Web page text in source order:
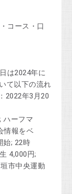
コース・口
は2024年に
て以下の流れ
2022年3月20
ハーフマ
情報をベ
始; 22時
4,000円;
市中央運動